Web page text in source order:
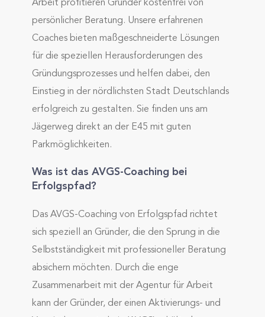
Arbeit profitieren Gründer kostenfrei von
persönlicher Beratung. Unsere erfahrenen
Coaches bieten maßgeschneiderte Lösungen
für die speziellen Herausforderungen des
Gründungsprozesses und helfen dabei, den
Einstieg in der nördlichsten Stadt Deutschlands
erfolgreich zu gestalten. Sie finden uns am
Jägerweg direkt an der E45 mit guten
Parkmöglichkeiten.
Was ist das AVGS-Coaching bei
Erfolgspfad?
Das AVGS-Coaching von Erfolgspfad richtet
sich speziell an Gründer, die den Sprung in die
Selbstständigkeit mit professioneller Beratung
absichern möchten. Durch die enge
Zusammenarbeit mit der Agentur für Arbeit
kann der Gründer, der einen Aktivierungs- und